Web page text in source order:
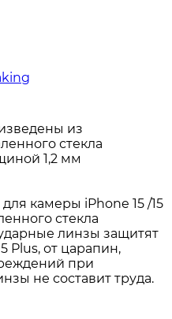
из
стекла
1,2 мм
камеры iPhone 15 /15
стекла
линзы защитят
Plus, от царапин,
при
не составит труда.